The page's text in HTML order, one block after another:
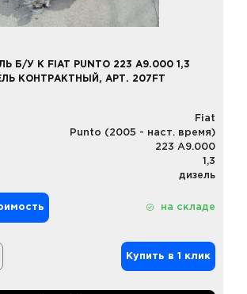
Б/У К FIAT PUNTO 223 A9.000 1,3
КОНТРАКТНЫЙ, АРТ. 207FT
Fiat
Punto (2005 - наст. время)
223 A9.000
1,3
дизель
на складе
Купить в 1 клик